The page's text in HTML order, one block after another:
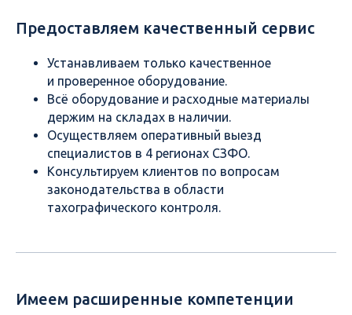
Предоставляем качественный сервис
Устанавливаем только качественное
и проверенное оборудование.
Всё оборудование и расходные материалы
держим на складах в наличии.
Осуществляем оперативный выезд
специалистов в 4 регионах СЗФО.
Консультируем клиентов по вопросам
законодательства в области
тахографического контроля.
Имеем расширенные компетенции